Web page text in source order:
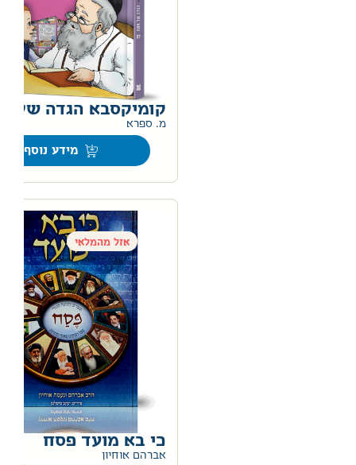
קומיקסבא הגדה של
מ. ספרא
מידע נוסף
אזל מהמלאי
כי בא מועד פסח
אברהם אוחיון